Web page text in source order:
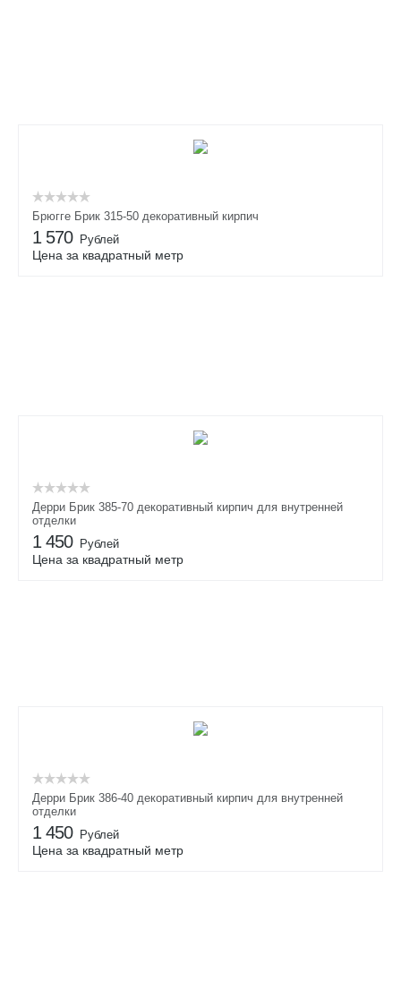
Брюгге Брик 315-50 декоративный кирпич
1 570 Рублей
Цена за квадратный метр
Дерри Брик 385-70 декоративный кирпич для внутренней
отделки
1 450 Рублей
Цена за квадратный метр
Дерри Брик 386-40 декоративный кирпич для внутренней
отделки
1 450 Рублей
Цена за квадратный метр